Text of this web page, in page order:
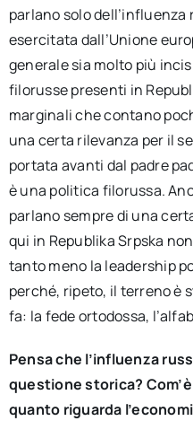
parlano solo
esercitata dall’Unione
generale sia molto più
filorusse presenti in
marginali che contano
una certa rilevanza per il
portata avanti dal padre
è una politica filorussa.
parlano sempre di una
qui in Republika Srpska
tanto meno la leadership
perché, ripeto, il terreno è
fa: la fede ortodossa,
Pensa che l’influenza
questione storica?
quanto riguarda